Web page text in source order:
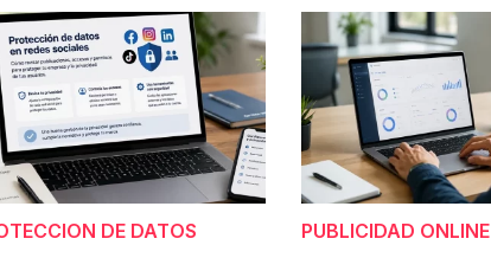
DE DATOS PUBLICIDAD ONLINE